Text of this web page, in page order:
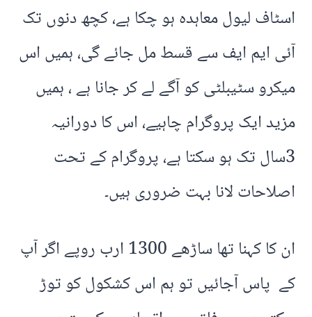
اسٹاف لیول معاہدہ ہو چکا ہے، کچھ دنوں تک
آئی ایم ایف سے قسط مل جائے گی، ہمیں اس
میکرو سٹیبلٹی کو آگے لے کر جانا ہے ، ہمیں
مزید ایک پروگرام چاہیے، اس کا دورانیہ
3سال تک ہو سکتا ہے، پروگرام کے تحت
اصلاحات لانا بہت ضروری ہیں۔
ان کا کہنا تھا ساڑھے 1300 ارب روپے اگر آپ
کے پاس آجائیں تو ہم اس کشکول کو توڑ